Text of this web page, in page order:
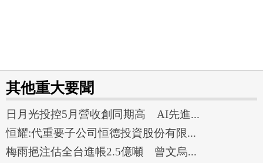
其他重大要聞
日月光投控5月營收創同期高 AI先進...
恒耀:代重要子公司恒德投資股份有限...
梅雨挹注估全台進帳2.5億噸 曾文烏...